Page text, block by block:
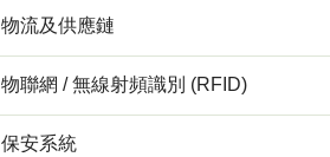
物流及供應鏈
物聯網 / 無線射頻識別 (RFID)
保安系統